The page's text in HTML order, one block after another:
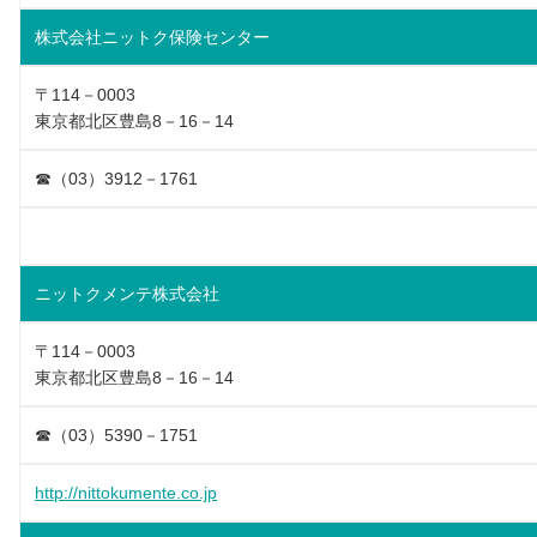
株式会社ニットク保険センター
〒114－0003
東京都北区豊島8－16－14
☎（03）3912－1761
ニットクメンテ株式会社
〒114－0003
東京都北区豊島8－16－14
☎（03）5390－1751
http://nittokumente.co.jp